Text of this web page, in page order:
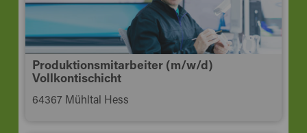
Produktionsmitarbeiter (m/w/d)
Vollkontischicht
64367 Mühltal Hess